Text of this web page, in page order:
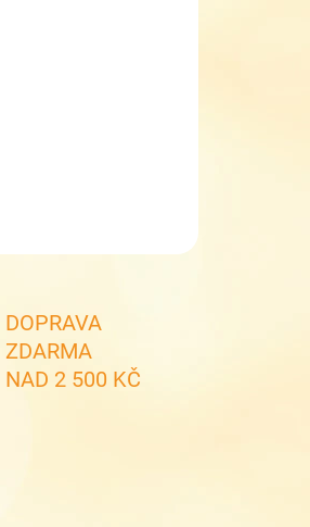
DOPRAVA
ZDARMA
NAD 2 500 KČ